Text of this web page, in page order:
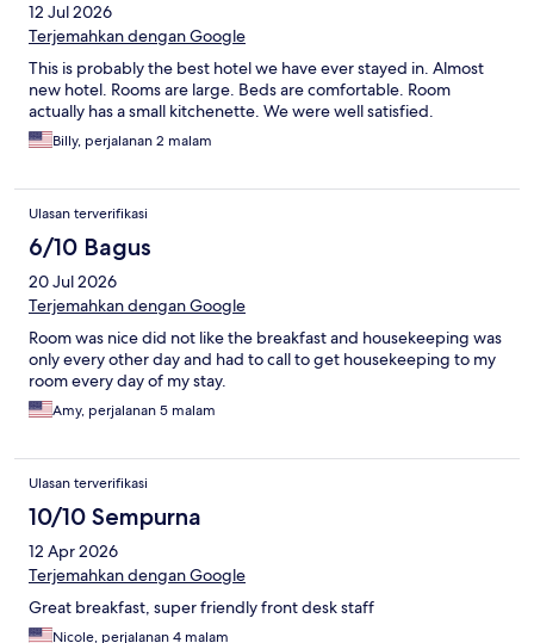
12 Jul 2026
Terjemahkan dengan Google
This is probably the best hotel we have ever stayed in. Almost
new hotel. Rooms are large. Beds are comfortable. Room
actually has a small kitchenette. We were well satisfied.
Billy, perjalanan 2 malam
Ulasan terverifikasi
6/10 Bagus
20 Jul 2026
Terjemahkan dengan Google
Room was nice did not like the breakfast and housekeeping was
only every other day and had to call to get housekeeping to my
room every day of my stay.
Amy, perjalanan 5 malam
Ulasan terverifikasi
10/10 Sempurna
12 Apr 2026
Terjemahkan dengan Google
Great breakfast, super friendly front desk staff
Nicole, perjalanan 4 malam